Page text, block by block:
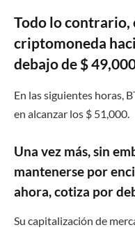
Todo lo contrario,
criptomoneda
debajo de $
En las siguientes horas,
en alcanzar los $ 51,000.
Una vez más, sin
mantenerse por
ahora, cotiza por
Su capitalización de